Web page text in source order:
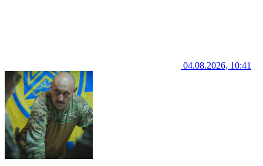
04.08.2026, 10:41